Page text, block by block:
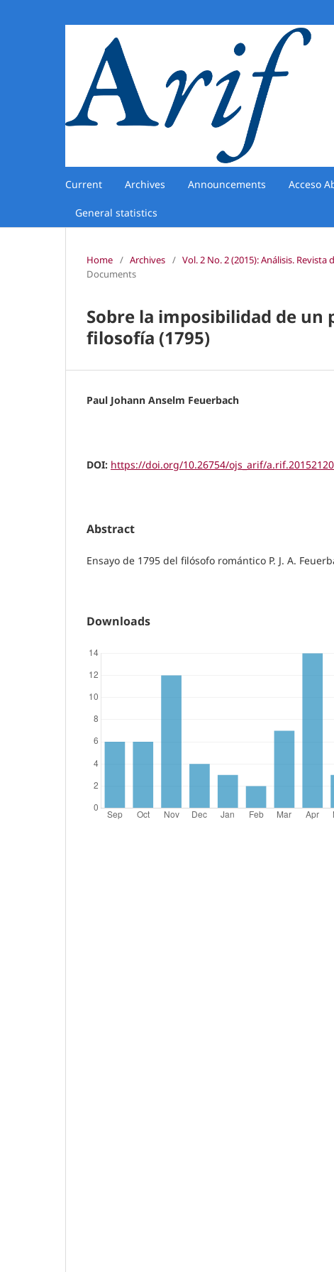
Current Archives Announcements Acceso
General statistics
Home / Archives / Vol. 2 No. 2 (2015): Análisis.
Documents
Sobre la imposibilidad de
filosofía (1795)
Paul Johann Anselm Feuerbach
DOI: https://doi.org/10.26754/ojs_arif/
Abstract
Ensayo de 1795 del filósofo romántico P. J. A.
Downloads